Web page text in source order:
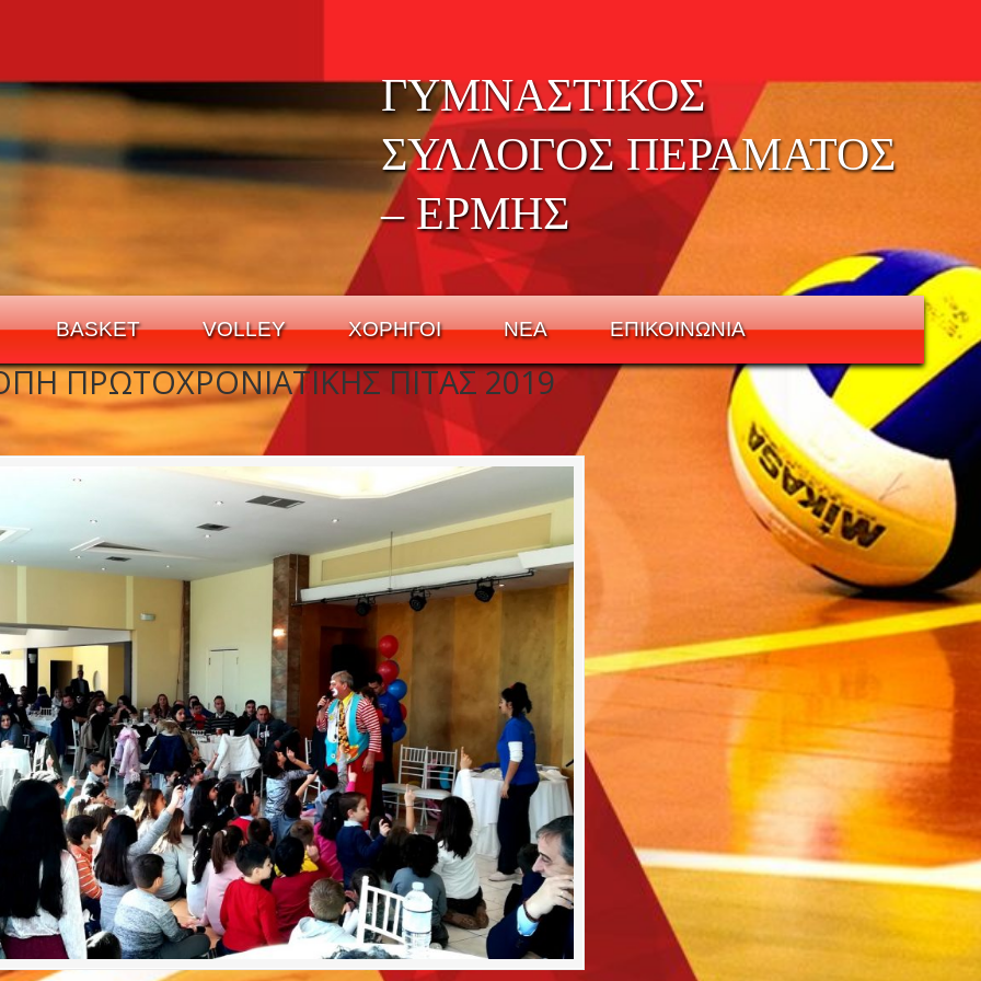
ΓΥΜΝΑΣΤΙΚΟΣ
ΣΥΛΛΟΓΟΣ ΠΕΡΑΜΑΤΟΣ
– ΕΡΜΗΣ
BASKET VOLLEY ΧΟΡΗΓΟΙ ΝΕΑ ΕΠΙΚΟΙΝΩΝΙΑ
ΠΡΩΤΟΧΡΟΝΙΑΤΙΚΗΣ ΠΙΤΑΣ 2019